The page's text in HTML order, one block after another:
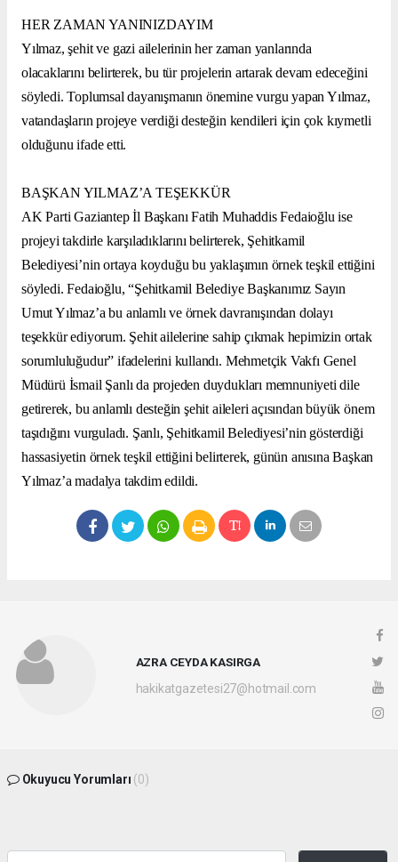
HER ZAMAN YANINIZDAYIM
Yılmaz, şehit ve gazi ailelerinin her zaman yanlarında
olacaklarını belirterek, bu tür projelerin artarak devam edeceğini
söyledi. Toplumsal dayanışmanın önemine vurgu yapan Yılmaz,
vatandaşların projeye verdiği desteğin kendileri için çok kıymetli
olduğunu ifade etti.
BAŞKAN YILMAZ’A TEŞEKKÜR
AK Parti Gaziantep İl Başkanı Fatih Muhaddis Fedaioğlu ise
projeyi takdirle karşıladıklarını belirterek, Şehitkamil
Belediyesi’nin ortaya koyduğu bu yaklaşımın örnek teşkil ettiğini
söyledi. Fedaioğlu, “Şehitkamil Belediye Başkanımız Sayın
Umut Yılmaz’a bu anlamlı ve örnek davranışından dolayı
teşekkür ediyorum. Şehit ailelerine sahip çıkmak hepimizin ortak
sorumluluğudur” ifadelerini kullandı. Mehmetçik Vakfı Genel
Müdürü İsmail Şanlı da projeden duydukları memnuniyeti dile
getirerek, bu anlamlı desteğin şehit aileleri açısından büyük önem
taşıdığını vurguladı. Şanlı, Şehitkamil Belediyesi’nin gösterdiği
hassasiyetin örnek teşkil ettiğini belirterek, günün anısına Başkan
Yılmaz’a madalya takdim edildi.
AZRA CEYDA KASIRGA
hakikatgazetesi27@hotmail.com
Okuyucu Yorumları (0)